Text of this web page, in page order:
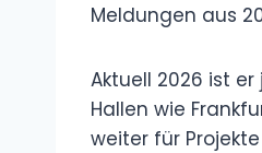
Meldungen aus
Aktuell 2026 ist
Hallen wie
weiter für